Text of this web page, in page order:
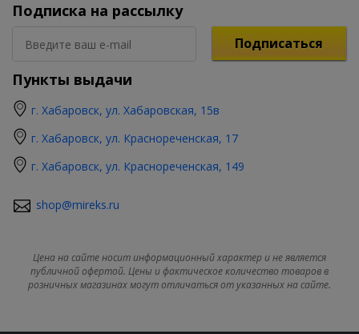
Подписка на рассылку
Подписаться
Пункты выдачи
г. Хабаровск, ул. Хабаровская, 15в
г. Хабаровск, ул. Краснореченская, 17
г. Хабаровск, ул. Краснореченская, 149
shop@mireks.ru
Цена на сайте носит информационный характер и не является
публичной офертой. Цены и фактическое количество товаров в
розничных магазинах могут отличаться от указанных на сайте.